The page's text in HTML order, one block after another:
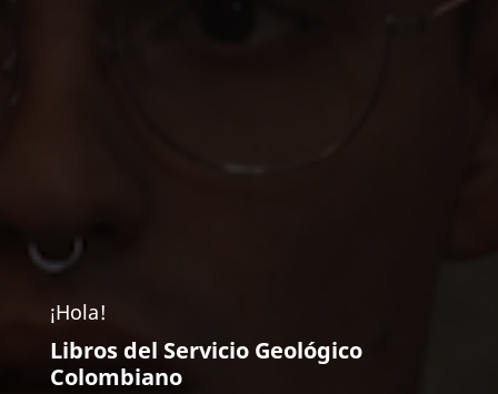
¡Hola!
Libros del Servicio Geológico
Colombiano